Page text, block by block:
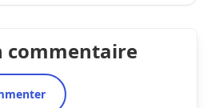
commentaire